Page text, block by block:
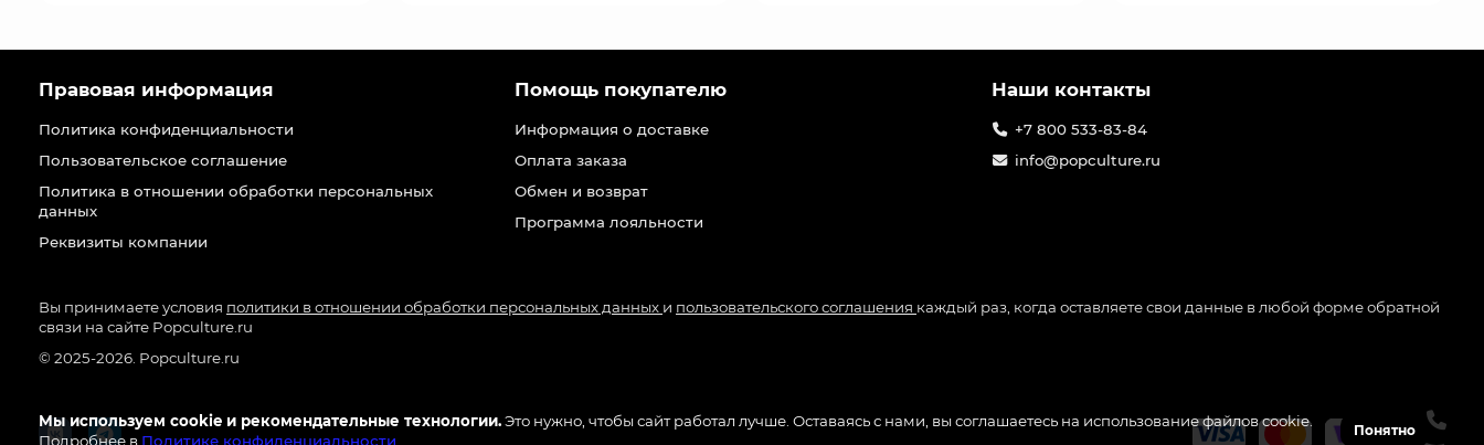
Мы используем cookie и рекомендательные технологии.Это нужно, чтобы сайт работал лучше. Оставаясь с нами, вы соглашаетесь на использование файлов cookie.
Подробнее в Политике конфиденциальности
Понятно
Правовая информация
Политика конфиденциальности
Пользовательское соглашение
Политика в отношении обработки персональных
данных
Реквизиты компании
Помощь покупателю
Информация о доставке
Оплата заказа
Обмен и возврат
Программа лояльности
Наши контакты
+7 800 533-83-84
info@popculture.ru
Вы принимаете условия политики в отношении обработки персональных данных и пользовательского соглашения каждый раз, когда оставляете свои данные в любой форме обратной
связи на сайте Popculture.ru
© 2025-2026. Popculture.ru